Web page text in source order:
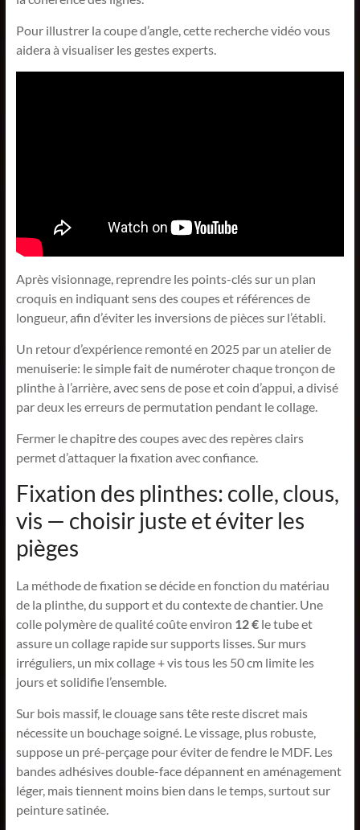
Pour illustrer la coupe d’angle, cette recherche vidéo vous
aidera à visualiser les gestes experts.
Après visionnage, reprendre les points-clés sur un plan
croquis en indiquant sens des coupes et références de
longueur, afin d’éviter les inversions de pièces sur l’établi.
Un retour d’expérience remonté en 2025 par un atelier de
menuiserie: le simple fait de numéroter chaque tronçon de
plinthe à l’arrière, avec sens de pose et coin d’appui, a divisé
par deux les erreurs de permutation pendant le collage.
Fermer le chapitre des coupes avec des repères clairs
permet d’attaquer la fixation avec confiance.
Fixation des plinthes: colle, clous,
vis — choisir juste et éviter les
pièges
La méthode de fixation se décide en fonction du matériau
de la plinthe, du support et du contexte de chantier. Une
colle polymère de qualité coûte environ 12 €le tube et
assure un collage rapide sur supports lisses. Sur murs
irréguliers, un mix collage + vis tous les 50 cm limite les
jours et solidifie l’ensemble.
Sur bois massif, le clouage sans tête reste discret mais
nécessite un bouchage soigné. Le vissage, plus robuste,
suppose un pré-perçage pour éviter de fendre le MDF. Les
bandes adhésives double-face dépannent en aménagement
léger, mais tiennent moins bien dans le temps, surtout sur
peinture satinée.